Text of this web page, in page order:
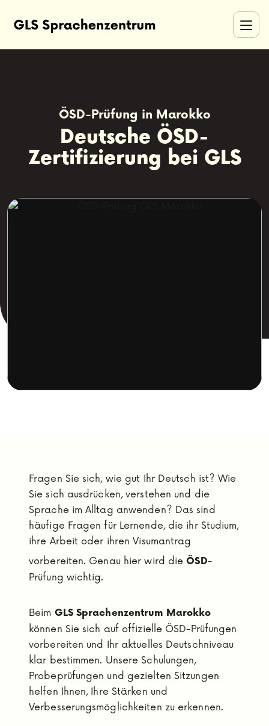
ÖSD-Prüfung in Marokko
Deutsche ÖSD-
Zertifizierung bei GLS
Fragen Sie sich, wie gut Ihr Deutsch ist? Wie
Sie sich ausdrücken, verstehen und die
Sprache im Alltag anwenden? Das sind
häufige Fragen für Lernende, die ihr Studium,
ihre Arbeit oder ihren Visumantrag
vorbereiten. Genau hier wird dieÖSD-
Prüfung wichtig.
Beim GLS Sprachenzentrum Marokko
können Sie sich auf offizielle ÖSD-Prüfungen
vorbereiten und Ihr aktuelles Deutschniveau
klar bestimmen. Unsere Schulungen,
Probeprüfungen und gezielten Sitzungen
helfen Ihnen, Ihre Stärken und
Verbesserungsmöglichkeiten zu erkennen.